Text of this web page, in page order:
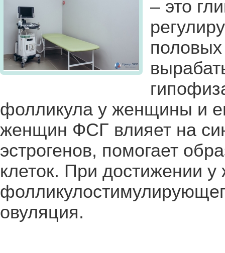
– это
фолликула у женщины и
женщин ФСГ влияет на
эстрогенов, помогает
клеток. При достижении
овуляция.